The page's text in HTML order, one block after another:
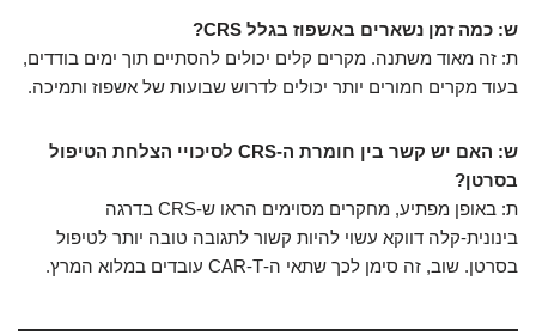
ש: כמה זמן נשארים באשפוז בגלל CRS?
ת: זה מאוד משתנה. מקרים קלים יכולים להסתיים תוך ימים בודדים,
בעוד מקרים חמורים יותר יכולים לדרוש שבועות של אשפוז ותמיכה.
ש: האם יש קשר בין חומרת ה-CRS לסיכויי הצלחת הטיפול
בסרטן?
ת: באופן מפתיע, מחקרים מסוימים הראו ש-CRS בדרגה
בינונית-קלה דווקא עשוי להיות קשור לתגובה טובה יותר לטיפול
בסרטן. שוב, זה סימן לכך שתאי ה-CAR-T עובדים במלוא המרץ.